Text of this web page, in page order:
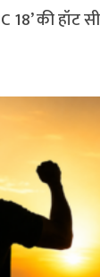
18’ की